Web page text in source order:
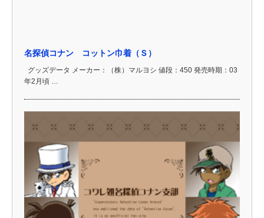
名探偵コナン コットン巾着（Ｓ）
グッズデータ メーカー：（株）マルヨシ 値段：450 発売時期：03
年2月頃 …